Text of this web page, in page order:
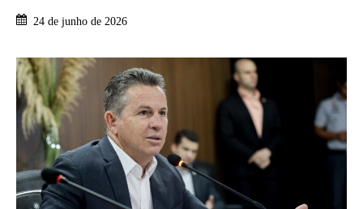
24 de junho de 2026